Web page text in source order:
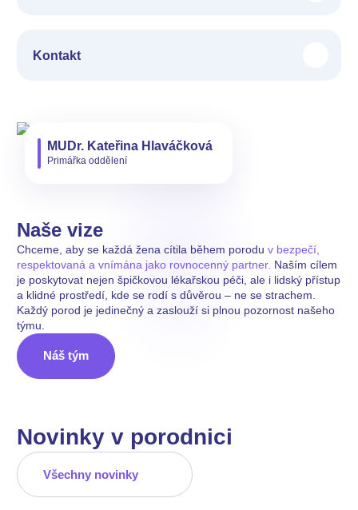
Kontakt
MUDr. Kateřina Hlaváčková
Primářka oddělení
Naše vize
Chceme, aby se každá žena cítila během porodu v bezpečí,
respektovaná a vnímána jako rovnocenný partner. Naším cílem
je poskytovat nejen špičkovou lékařskou péči, ale i lidský přístup
a klidné prostředí, kde se rodí s důvěrou – ne se strachem.
Každý porod je jedinečný a zaslouží si plnou pozornost našeho
týmu.
Náš tým
Novinky v porodnici
Všechny novinky